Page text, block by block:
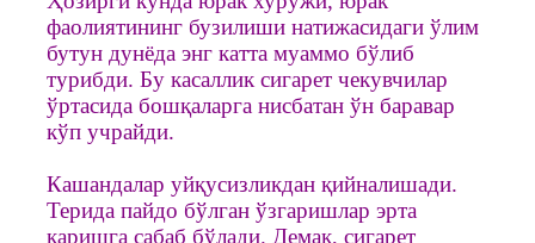
фаолиятининг бузилиши натижасидаги ўлим
бутун дунёда энг катта муаммо бўлиб
турибди. Бу касаллик сигарет чекувчилар
ўртасида бошқаларга нисбатан ўн баравар
кўп учрайди.
Кашандалар уйқусизликдан қийналишади.
Терида пайдо бўлган ўзгаришлар эрта
қаришга сабаб бўлади. Демак, сигарет